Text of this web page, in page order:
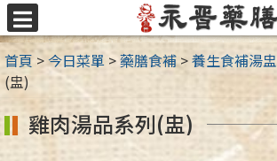
跳
至
主
要
內
容
區
首頁 >今日菜單 >藥膳食補>養生食補湯盅
(盅)
雞肉湯品系列(盅)
選
單